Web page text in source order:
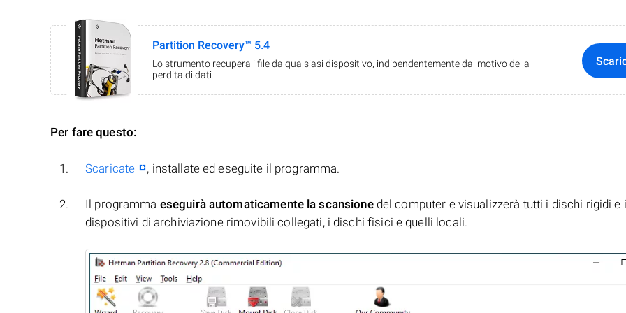
Partition Recovery™ 5.4
Lo strumento recupera i file da qualsiasi dispositivo, indipendentemente dal motivo della
perdita di dati.
Per fare questo:
Scaricate , installate ed eseguite il programma.
Il programma eseguirà automaticamente la scansionedel computer e visualizzerà tutti i dischi rigidi e i
dispositivi di archiviazione rimovibili collegati, i dischi fisici e quelli locali.